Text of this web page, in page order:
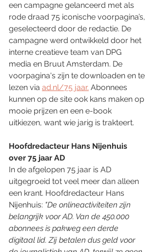
een campagne gelanceerd met als
rode draad 75 iconische voorpagina’s,
geselecteerd door de redactie. De
campagne werd ontwikkeld door het
interne creatieve team van DPG
media en Bruut Amsterdam. De
voorpagina's zijn te downloaden en te
lezen via ad.nl/75 jaar. Abonnees
kunnen op de site ook kans maken op
mooie prijzen en een e-book
uitkiezen, want wie jarig is trakteert.
Hoofdredacteur Hans Nijenhuis
over 75 jaar AD
In de afgelopen 75 jaar is AD
uitgegroeid tot veel meer dan alleen
een krant. Hoofdredacteur Hans
Nijenhuis: "De onlineactiviteiten zijn
belangrijk voor AD. Van de 450.000
abonnees is pakweg een derde
digitaal lid. Zij betalen dus geld voor